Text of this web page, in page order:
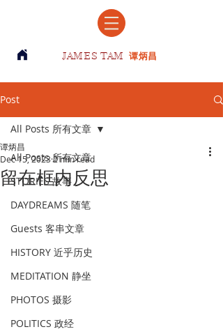
JAMES TAM 谭炳昌
Post
All Posts 所有文章
STORIES 故事
DAYDREAMS 随笔
Guests 客串文章
HISTORY 近乎历史
MEDITATION 静坐
PHOTOS 摄影
POLITICS 政经
All Posts 所有文章
留在框内反思
谭炳昌
Dec 15, 2023 2 min read